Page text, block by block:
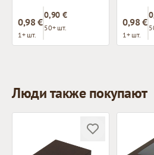
0,98 €
1+ шт.
0,90 €
50+ шт. 0,98 €
1+ шт.
Люди также покупают